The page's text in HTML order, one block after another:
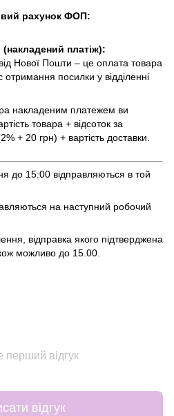
рахунок ФОП:
платіж):
Нової Пошти – це оплата товара
посилки у відділенні
накладеним платежем ви
товара + відсоток за
+ 20 грн) + вартість доставки.
до 15:00 відправляються в той
на наступний робочий
відправка якого підтверджена
можливо до 15.00.
перший відгук
відгук